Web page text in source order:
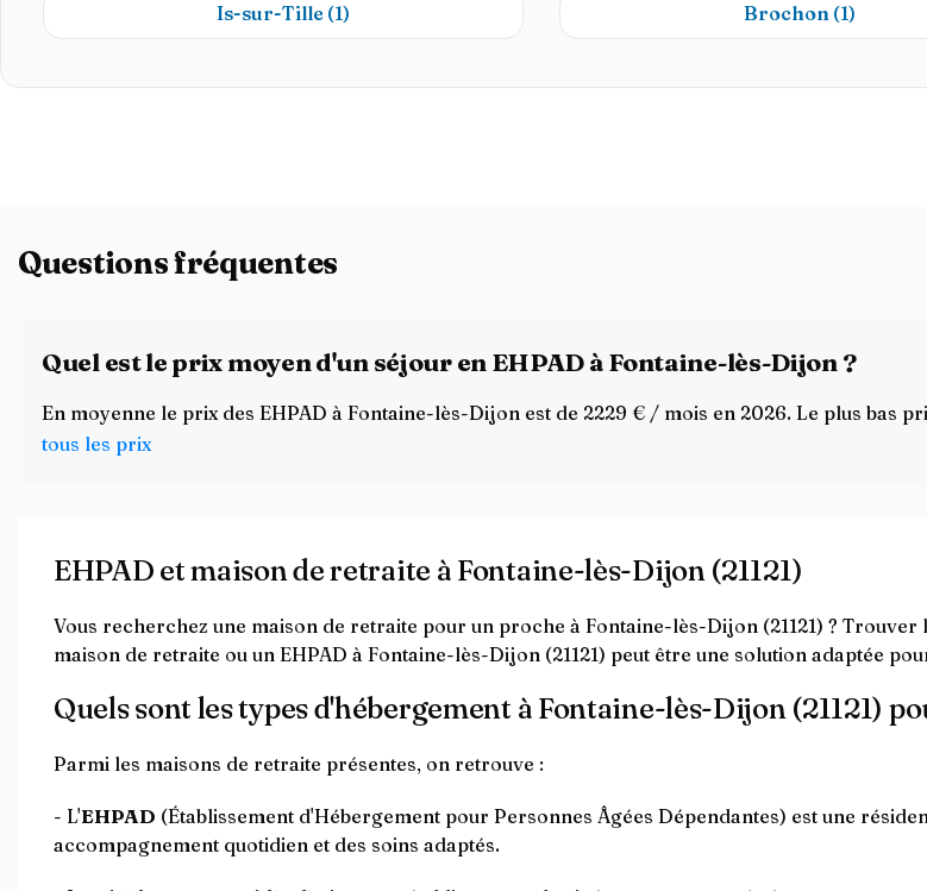
Is-sur-Tille (1) Brochon (1)
Questions fréquentes
Quel est le prix moyen d'un séjour en EHPAD à Fontaine-lès-Dijon ?
En moyenne le prix des EHPAD à Fontaine-lès-Dijon est de 2229 € / mois en 2026. Le plus bas
tous les prix
EHPAD et maison de retraite à Fontaine-lès-Dijon (21121)
Vous recherchez une maison de retraite pour un proche à Fontaine-lès-Dijon (21121) ?
maison de retraite ou un EHPAD à Fontaine-lès-Dijon (21121) peut être une solution adaptée
Quels sont les types d'hébergement à Fontaine-lès-Dijon (21121)
Parmi les maisons de retraite présentes, on retrouve :
- L'EHPAD (Établissement d'Hébergement pour Personnes Âgées Dépendantes) est une
accompagnement quotidien et des soins adaptés.